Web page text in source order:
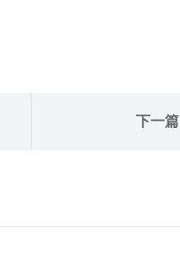
下一篇